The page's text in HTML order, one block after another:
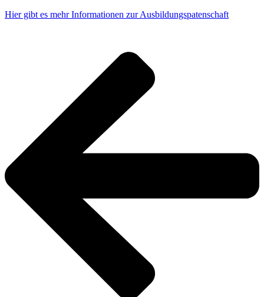
Hier gibt es mehr Informationen zur Ausbildungspatenschaft